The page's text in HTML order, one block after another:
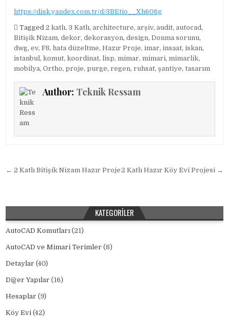
https://disk.yandex.com.tr/d/3BEtio__Xh606g
Tagged2 katlı,3 Katlı,architecture,arşiv,audit,autocad,
Bitişik Nizam,dekor,dekorasyon,design,Donma sorunu,
dwg,ev,F8,hata düzeltme,Hazır Proje,imar,insaat,iskan,
istanbul,komut,koordinat,lisp,mimar,mimari,mimarlik,
mobilya,Ortho,proje,purge,regen,ruhsat, şantiye,tasarım
Author: Teknik Ressam
Yazı gezinmesi 2 Katlı Hazır Köy Evi Projesi →
← 2 Katlı Bitişik Nizam Hazır Proje
KATEGORILER
AutoCAD Komutları (21)
AutoCAD ve Mimari Terimler (8)
Detaylar (40)
Diğer Yapılar (16)
Hesaplar (9)
Köy Evi (42)